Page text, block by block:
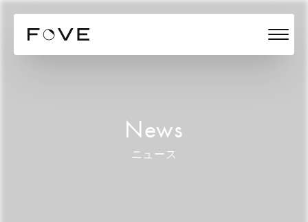
News
ニュース